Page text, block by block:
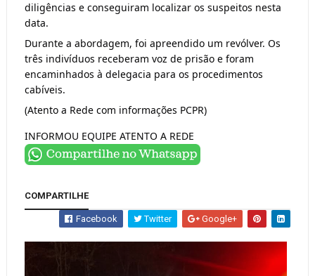
diligências e conseguiram localizar os suspeitos nesta
data.
Durante a abordagem, foi apreendido um revólver. Os
três indivíduos receberam voz de prisão e foram
encaminhados à delegacia para os procedimentos
cabíveis.
(Atento a Rede com informações PCPR)
INFORMOU EQUIPE ATENTO A REDE
COMPARTILHE
Facebook Twitter Google+